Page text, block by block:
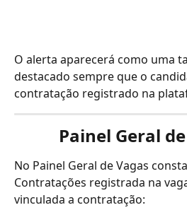
O alerta aparecerá como uma
destacado sempre que o
contratação registrado na
Painel Geral
No Painel Geral de Vagas
Contratações registrada na
vinculada a contratação: